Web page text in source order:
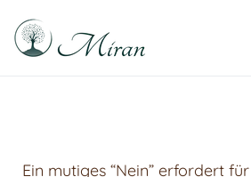
Ein mutiges “Nein” erfordert